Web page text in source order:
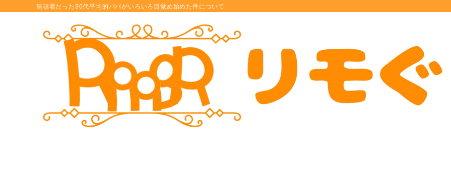
無頓着だった30代平均的パパがいろいろ目覚め始めた件について